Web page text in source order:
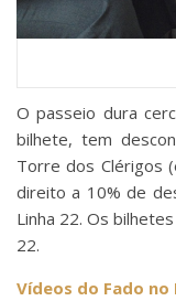
O passeio dura
bilhete, tem
Torre dos Clérigos
direito a 10% de
Linha 22. Os
22.
Vídeos do Fado